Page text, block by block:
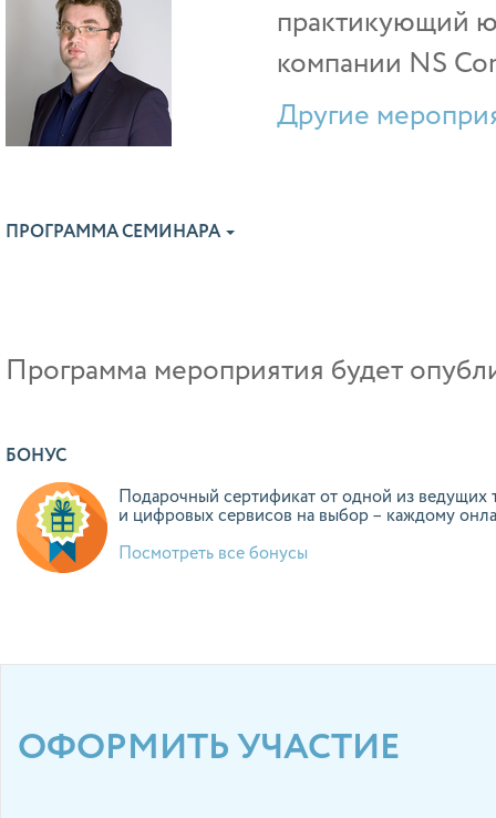
практикующий
компании NS
Другие
ПРОГРАММА СЕМИНАРА
Программа мероприятия будет
БОНУС
Подарочный сертификат от одной из ведущих
и цифровых сервисов на выбор – каждому
Посмотреть все бонусы
ОФОРМИТЬ УЧАСТИЕ